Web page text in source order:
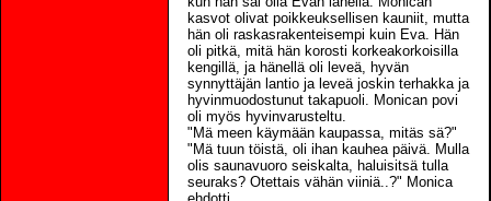
kasvot olivat poikkeuksellisen kauniit, mutta
hän oli raskasrakenteisempi kuin Eva. Hän
oli pitkä, mitä hän korosti korkeakorkoisilla
kengillä, ja hänellä oli leveä, hyvän
synnyttäjän lantio ja leveä joskin terhakka ja
hyvinmuodostunut takapuoli. Monican povi
oli myös hyvinvarusteltu.
"Mä meen käymään kaupassa, mitäs sä?"
"Mä tuun töistä, oli ihan kauhea päivä. Mulla
olis saunavuoro seiskalta, haluisitsä tulla
seuraks? Otettais vähän viiniä..?" Monica